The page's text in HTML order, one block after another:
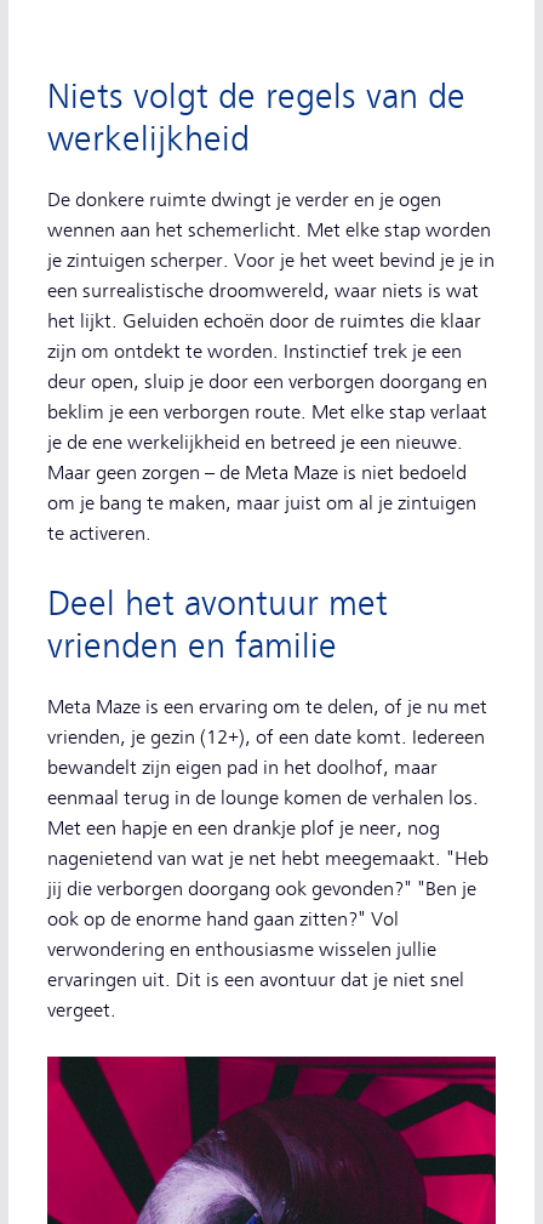
Niets volgt de regels van de
werkelijkheid
De donkere ruimte dwingt je verder en je ogen
wennen aan het schemerlicht. Met elke stap worden
je zintuigen scherper. Voor je het weet bevind je je in
een surrealistische droomwereld, waar niets is wat
het lijkt. Geluiden echoën door de ruimtes die klaar
zijn om ontdekt te worden. Instinctief trek je een
deur open, sluip je door een verborgen doorgang en
beklim je een verborgen route. Met elke stap verlaat
je de ene werkelijkheid en betreed je een nieuwe.
Maar geen zorgen – de Meta Maze is niet bedoeld
om je bang te maken, maar juist om al je zintuigen
te activeren.
Deel het avontuur met
vrienden en familie
Meta Maze is een ervaring om te delen, of je nu met
vrienden, je gezin (12+), of een date komt. Iedereen
bewandelt zijn eigen pad in het doolhof, maar
eenmaal terug in de lounge komen de verhalen los.
Met een hapje en een drankje plof je neer, nog
nagenietend van wat je net hebt meegemaakt. "Heb
jij die verborgen doorgang ook gevonden?" "Ben je
ook op de enorme hand gaan zitten?" Vol
verwondering en enthousiasme wisselen jullie
ervaringen uit. Dit is een avontuur dat je niet snel
vergeet.